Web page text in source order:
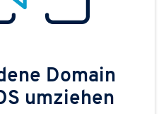
Domain
umziehen